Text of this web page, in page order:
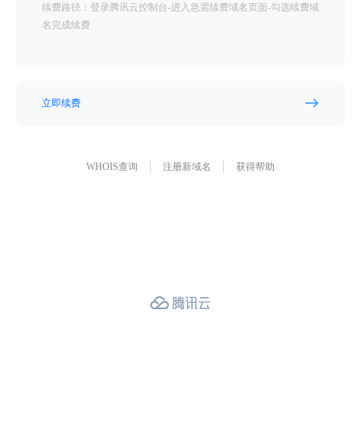
续费路径：登录腾讯云控制台-进入急需续费域名页面-勾选续费域
名完成续费
立即续费
WHOIS查询 注册新域名 获得帮助